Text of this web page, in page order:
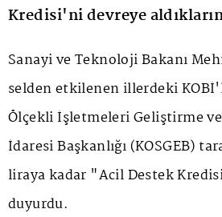
Kredisi'ni devreye
Sanayi ve Teknoloji Bakanı
selden etkilenen illerdeki
Ölçekli İşletmeleri Geliştirme
İdaresi Başkanlığı (KOSGEB)
liraya kadar "Acil Destek
duyurdu.